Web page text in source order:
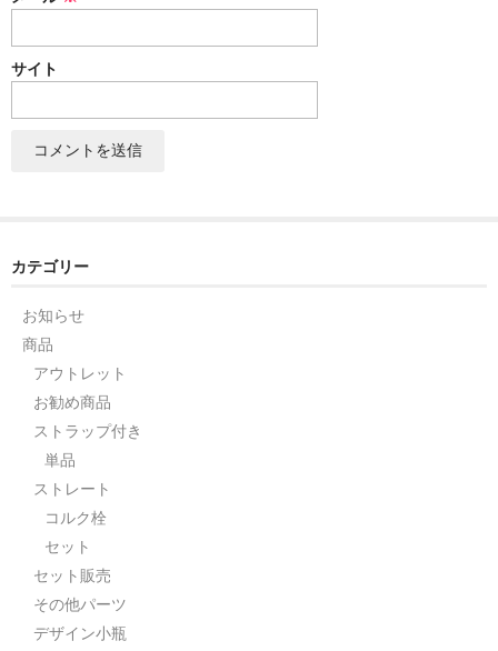
アウトレット
お問い合わせ
サイト
カテゴリー
お知らせ
商品
アウトレット
お勧め商品
ストラップ付き
単品
ストレート
コルク栓
セット
セット販売
その他パーツ
デザイン小瓶